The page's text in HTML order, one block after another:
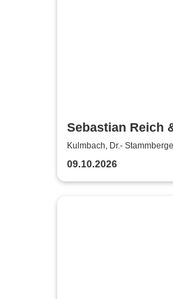
Sebastian Reich
Purer Zufall
Kulmbach, Dr.-
09.10.2026